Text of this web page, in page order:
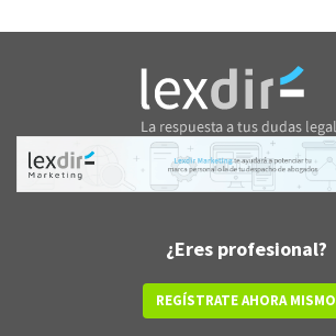
¿Eres profesional?
REGÍSTRATE AHORA MISMO